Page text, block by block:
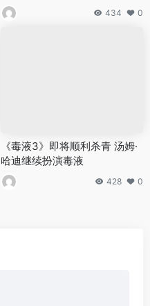
434 0
《毒液3》即将顺利杀青 汤姆·
哈迪继续扮演毒液
428 0